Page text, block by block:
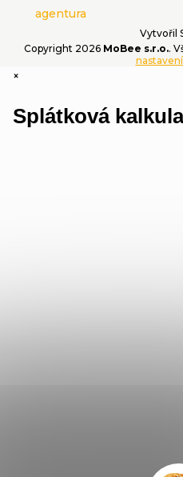
Vytvořil
Copyright 2026 MoBee s.r.o..
×
Splátková